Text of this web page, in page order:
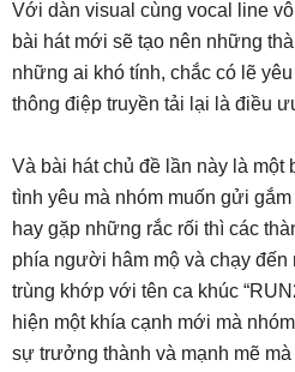
Với dàn visual cùng vocal line
bài hát mới sẽ tạo nên những
những ai khó tính, chắc có lẽ
thông điệp truyền tải lại là điều
Và bài hát chủ đề lần này là một
tình yêu mà nhóm muốn gửi
hay gặp những rắc rối thì các
phía người hâm mộ và chạy đến
trùng khớp với tên ca khúc
hiện một khía cạnh mới mà
sự trưởng thành và mạnh mẽ